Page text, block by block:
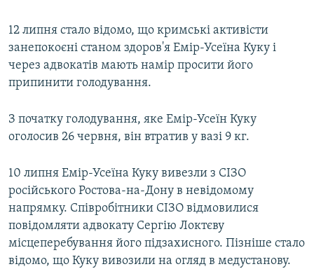
12 липня стало відомо, що кримські активісти
занепокоєні станом здоров'я Емір-Усеїна Куку і
через адвокатів мають намір просити його
припинити голодування.
З початку голодування, яке Емір-Усеїн Куку
оголосив 26 червня, він втратив у вазі 9 кг.
10 липня Емір-Усеїна Куку вивезли з СІЗО
російського Ростова-на-Дону в невідомому
напрямку. Співробітники СІЗО відмовилися
повідомляти адвокату Сергію Локтєву
місцеперебування його підзахисного. Пізніше стало
відомо, що Куку вивозили на огляд в медустанову.